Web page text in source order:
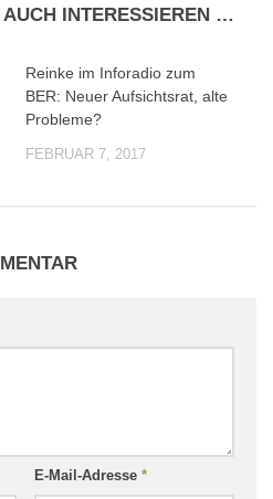
INTERESSIEREN …
Reinke im Inforadio zum
BER: Neuer Aufsichtsrat, alte
Probleme?
FEBRUAR 7, 2017
E-Mail-Adresse *